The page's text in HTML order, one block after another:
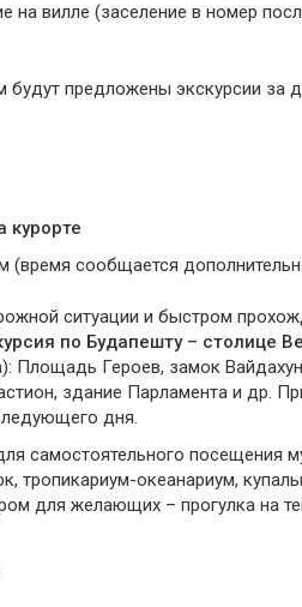
на вилле (заселение в номер
предложены экскурсии за
курорте
(время сообщается
ситуации и быстром
по Будапешту – столице
Площадь Героев, замок
здание Парламента и др.
дня.
самостоятельного посещения
тропикариум-океанариум,
для желающих – прогулка на